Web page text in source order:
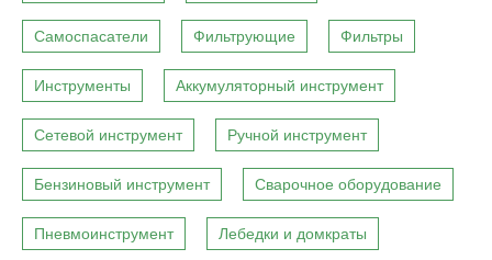
Самоспасатели Фильтрующие Фильтры
Инструменты Аккумуляторный инструмент
Сетевой инструмент Ручной инструмент
Бензиновый инструмент Сварочное оборудование
Пневмоинструмент Лебедки и домкраты